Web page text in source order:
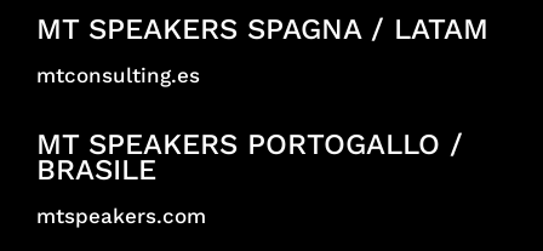
MT SPEAKERS SPAGNA / LATAM
mtconsulting.es
MT SPEAKERS PORTOGALLO /
BRASILE
mtspeakers.com